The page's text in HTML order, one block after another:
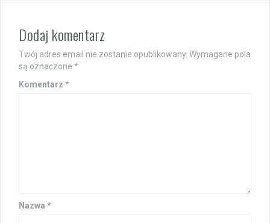
Dodaj komentarz
Twój adres email nie zostanie opublikowany. Wymagane pola
są oznaczone *
Komentarz *
Nazwa *